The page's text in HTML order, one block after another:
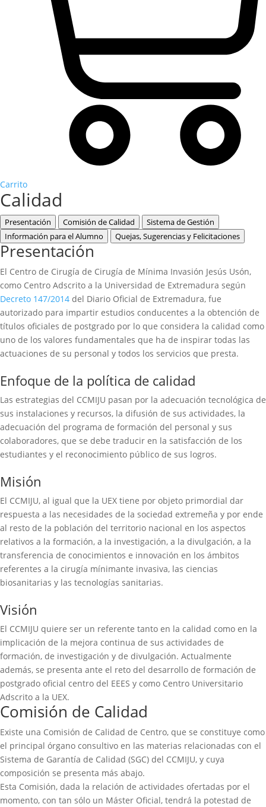
Carrito
Calidad
Presentación Comisión de Calidad
Sistema de Gestión
Información para el Alumno
Quejas, Sugerencias y Felicitaciones
Presentación
El Centro de Cirugía de Cirugía de Mínima Invasión Jesús Usón,
como Centro Adscrito a la Universidad de Extremadura según
Decreto 147/2014 del Diario Oficial de Extremadura, fue
autorizado para impartir estudios conducentes a la obtención de
títulos oficiales de postgrado por lo que considera la calidad como
uno de los valores fundamentales que ha de inspirar todas las
actuaciones de su personal y todos los servicios que presta.
Enfoque de la política de calidad
Las estrategias del CCMIJU pasan por la adecuación tecnológica de
sus instalaciones y recursos, la difusión de sus actividades, la
adecuación del programa de formación del personal y sus
colaboradores, que se debe traducir en la satisfacción de los
estudiantes y el reconocimiento público de sus logros.
Misión
El CCMIJU, al igual que la UEX tiene por objeto primordial dar
respuesta a las necesidades de la sociedad extremeña y por ende
al resto de la población del territorio nacional en los aspectos
relativos a la formación, a la investigación, a la divulgación, a la
transferencia de conocimientos e innovación en los ámbitos
referentes a la cirugía mínimante invasiva, las ciencias
biosanitarias y las tecnologías sanitarias.
Visión
El CCMIJU quiere ser un referente tanto en la calidad como en la
implicación de la mejora continua de sus actividades de
formación, de investigación y de divulgación. Actualmente
además, se presenta ante el reto del desarrollo de formación de
postgrado oficial centro del EEES y como Centro Universitario
Adscrito a la UEX.
Comisión de Calidad
Existe una Comisión de Calidad de Centro, que se constituye como
el principal órgano consultivo en las materias relacionadas con el
Sistema de Garantía de Calidad (SGC) del CCMIJU, y cuya
composición se presenta más abajo.
Esta Comisión, dada la relación de actividades ofertadas por el
momento, con tan sólo un Máster Oficial, tendrá la potestad de